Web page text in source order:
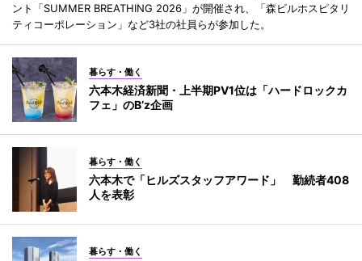
ント「SUMMER BREATHING 2026」が開催され、「森ビルホスピタリ
ティコーポレーション」など3社の社員らが参加した。
暮らす・働く
六本木経済新聞・上半期PV1位は「ハードロックカ
フェ」のB’z企画
暮らす・働く
六本木で「ヒルズスタッフアワード」 勤続者408
人を表彰
暮らす・働く